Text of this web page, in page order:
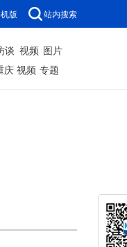
版 站内搜索
谈 视频 图片
庆 视频 专题